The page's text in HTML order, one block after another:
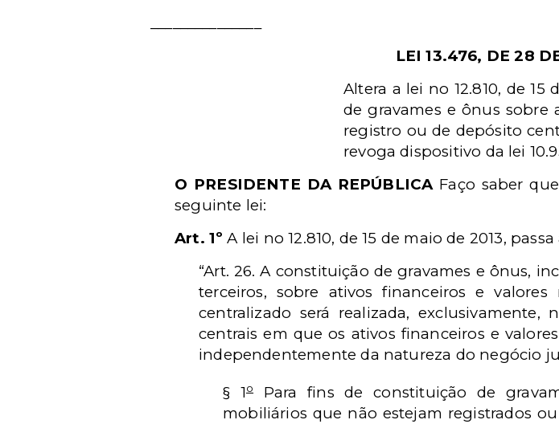
LEI 13.476, DE 28
Altera a lei no 12.810, de
de gravames e ônus sobre
registro ou de depósito
revoga dispositivo da lei
O PRESIDENTE DA REPÚBLICAFaço saber
seguinte lei:
Art. 1º A lei no 12.810, de 15 de maio de 2013,
“Art. 26. A constituição de gravames e ônus,
terceiros, sobre ativos financeiros e
centralizado será realizada,
centrais em que os ativos financeiros e
independentemente da natureza do negócio
§ 1o
Para fins de constituição de
mobiliários que não estejam registrados